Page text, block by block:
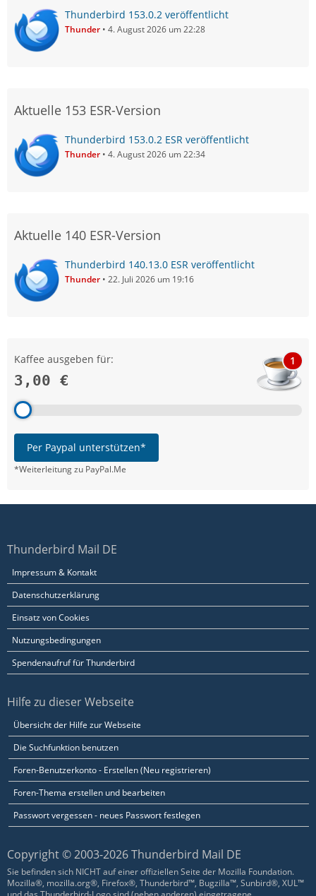
Thunderbird 153.0.2 veröffentlicht
Thunder 4. August 2026 um 22:28
Aktuelle 153 ESR-Version
Thunderbird 153.0.2 ESR veröffentlicht
Thunder 4. August 2026 um 22:34
Aktuelle 140 ESR-Version
Thunderbird 140.13.0 ESR veröffentlicht
Thunder 22. Juli 2026 um 19:16
Kaffee ausgeben für:
3,00 €
1
Per Paypal unterstützen*
*Weiterleitung zu PayPal.Me
Thunderbird Mail DE
Impressum & Kontakt
Datenschutzerklärung
Einsatz von Cookies
Nutzungsbedingungen
Spendenaufruf für Thunderbird
Hilfe zu dieser Webseite
Übersicht der Hilfe zur Webseite
Die Suchfunktion benutzen
Foren-Benutzerkonto - Erstellen (Neu registrieren)
Foren-Thema erstellen und bearbeiten
Passwort vergessen - neues Passwort festlegen
Copyright © 2003-2026 Thunderbird Mail DE
Sie befinden sich NICHT auf einer offiziellen Seite der Mozilla Foundation.
Mozilla®, mozilla.org®, Firefox®, Thunderbird™, Bugzilla™, Sunbird®, XUL™